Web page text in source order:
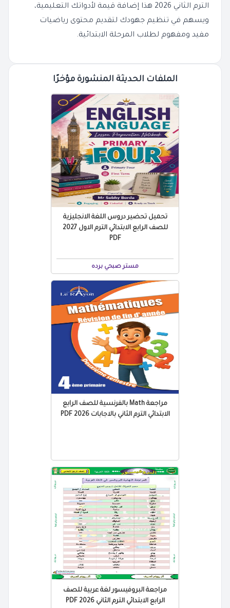
الترم الثاني 2026 هذا إضافة قيمة لأدواتك التعليمية،
ويسهم في تنظيم جهودك لتقديم محتوى رياضيات
مفيد ومفهوم لطلاب المرحلة الابتدائية.
الملفات الحديثة المنشورة مؤخرًا
تحميل تحضير دروس اللغة الانجليزية
للصف الرابع الابتدائي الترم الاول 2027
PDF
مستر صبحي برده
مراجعة Math بالفرنسية للصف الرابع
الابتدائي الترم الثاني بالاجابات 2026 PDF
مراجعة البروفيسور لغة عربية للصف
الرابع الابتدائي الترم الثاني 2026 PDF